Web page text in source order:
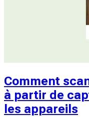
Comment
à partir de
les appareils